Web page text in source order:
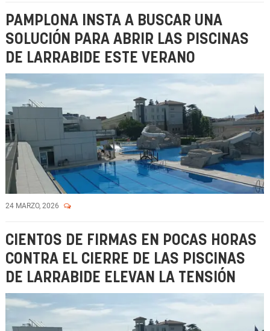
PAMPLONA INSTA A BUSCAR UNA
SOLUCIÓN PARA ABRIR LAS PISCINAS
DE LARRABIDE ESTE VERANO
24 MARZO, 2026
CIENTOS DE FIRMAS EN POCAS HORAS
CONTRA EL CIERRE DE LAS PISCINAS
DE LARRABIDE ELEVAN LA TENSIÓN